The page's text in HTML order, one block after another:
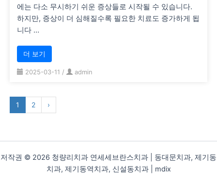
에는 다소 무시하기 쉬운 증상들로 시작될 수 있습니다.
하지만, 증상이 더 심해질수록 필요한 치료도 증가하게 됩
니다 …
더 보기
2025-03-11 / admin
1 2 ›
저작권 © 2026 청량리치과 연세세브란스치과 | 동대문치과, 제기동
치과, 제기동역치과, 신설동치과 | mdix